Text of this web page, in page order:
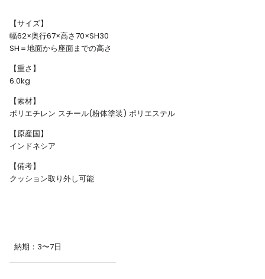
【サイズ】
幅62×奥行67×高さ70×SH30
SH＝地面から座面までの高さ
【重さ】
6.0kg
【素材】
ポリエチレン スチール(粉体塗装) ポリエステル
【原産国】
インドネシア
【備考】
クッション取り外し可能
納期：3〜7日